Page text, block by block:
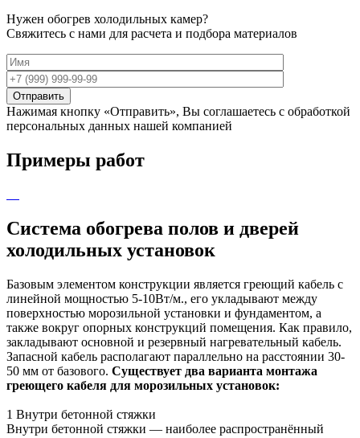
Нужен обогрев холодильных камер?
Свяжитесь с нами для расчета и подбора материалов
Нажимая кнопку «Отправить», Вы соглашаетесь с обработкой
персональных данных нашей компанией
Примеры работ
Система обогрева полов и дверей
холодильных установок
Базовым элементом конструкции является греющий кабель с
линейной мощностью 5-10Вт/м., его укладывают между
поверхностью морозильной установки и фундаментом, а
также вокруг опорных конструкций помещения. Как правило,
закладывают основной и резервный нагревательный кабель.
Запасной кабель располагают параллельно на расстоянии 30-
50 мм от базового. Существует два варианта монтажа
греющего кабеля для морозильных установок:
1 Внутри бетонной стяжки
Внутри бетонной стяжки — наиболее распространённый